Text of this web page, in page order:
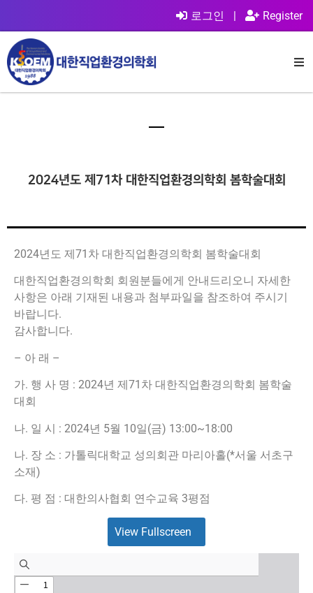
로그인 | Register
2024년도 제71차 대한직업환경의학회 봄학술대회
2024년도 제71차 대한직업환경의학회 봄학술대회
대한직업환경의학회 회원분들에게 안내드리오니 자세한
사항은 아래 기재된 내용과 첨부파일을 참조하여 주시기
바랍니다.
감사합니다.
– 아 래 –
가. 행 사 명 : 2024년 제71차 대한직업환경의학회 봄학술
대회
나. 일 시 : 2024년 5월 10일(금) 13:00~18:00
나. 장 소 : 가톨릭대학교 성의회관 마리아홀(*서울 서초구
소재)
다. 평 점 : 대한의사협회 연수교육 3평점
View Fullscreen